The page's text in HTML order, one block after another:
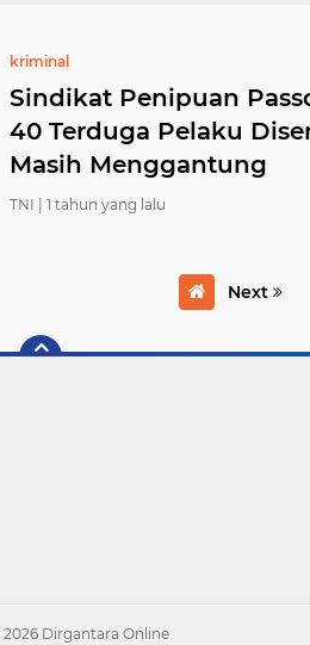
kriminal
Sindikat Penipuan
40 Terduga Pelaku
Masih Menggantung
TNI | 1 tahun yang lalu
Next
2026 Dirgantara Online